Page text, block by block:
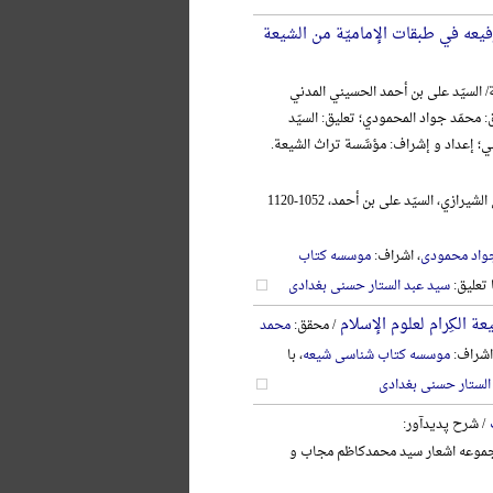
في طبقات الإمامیّة من الشیعة
السیّد علی بن أحمد الحسیني المدني
محمّد جواد المحمودي؛ تعلیق: السیّد
إعداد و إشراف: مؤسَّسة تراث الشیعة.
الحسیني المدني الشیرازي، السیّد علی بن أحمد، 1052-1120
محمودی، اشراف:موسسه کتاب
تعلیق:سید عبد الستار حسنی بغدادی
الکِرام لعلوم الإسلام/ محقق:محمد
موسسه کتاب شناسی شیعه، با
حسنی بغدادی
/ شرح پدیدآور:
اشعار سید محمدکاظم مجاب و